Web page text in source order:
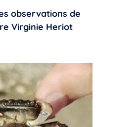
observations de
Virginie Heriot